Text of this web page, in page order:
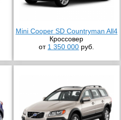
Mini Cooper SD Countryman All4
Кроссовер
от 1 350 000 руб.